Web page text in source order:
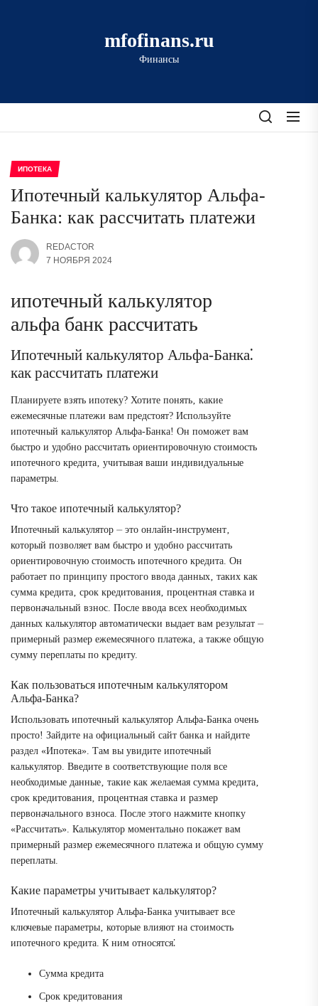
mfofinans.ru
Финансы
ИПОТЕКА
Ипотечный калькулятор Альфа-
Банка: как рассчитать платежи
REDACTOR
7 НОЯБРЯ 2024
ипотечный калькулятор
альфа банк рассчитать
Ипотечный калькулятор Альфа-Банка⁚
как рассчитать платежи
Планируете взять ипотеку? Хотите понять‚ какие
ежемесячные платежи вам предстоят? Используйте
ипотечный калькулятор Альфа-Банка! Он поможет вам
быстро и удобно рассчитать ориентировочную стоимость
ипотечного кредита‚ учитывая ваши индивидуальные
параметры.
Что такое ипотечный калькулятор?
Ипотечный калькулятор ⏤ это онлайн-инструмент‚
который позволяет вам быстро и удобно рассчитать
ориентировочную стоимость ипотечного кредита. Он
работает по принципу простого ввода данных‚ таких как
сумма кредита‚ срок кредитования‚ процентная ставка и
первоначальный взнос. После ввода всех необходимых
данных калькулятор автоматически выдает вам результат ⏤
примерный размер ежемесячного платежа‚ а также общую
сумму переплаты по кредиту.
Как пользоваться ипотечным калькулятором
Альфа-Банка?
Использовать ипотечный калькулятор Альфа-Банка очень
просто! Зайдите на официальный сайт банка и найдите
раздел «Ипотека». Там вы увидите ипотечный
калькулятор. Введите в соответствующие поля все
необходимые данные‚ такие как желаемая сумма кредита‚
срок кредитования‚ процентная ставка и размер
первоначального взноса. После этого нажмите кнопку
«Рассчитать». Калькулятор моментально покажет вам
примерный размер ежемесячного платежа и общую сумму
переплаты.
Какие параметры учитывает калькулятор?
Ипотечный калькулятор Альфа-Банка учитывает все
ключевые параметры‚ которые влияют на стоимость
ипотечного кредита. К ним относятся⁚
Сумма кредита
Срок кредитования